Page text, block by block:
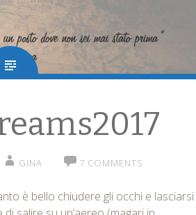
GINA 7 COMMENTS
è bello chiudere gli occhi e lasciarsi